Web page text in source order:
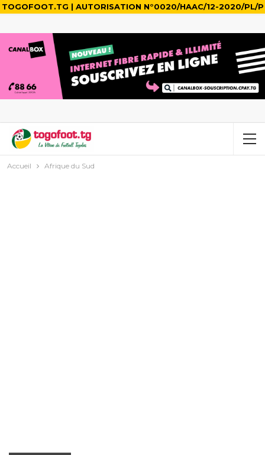
TOGOFOOT.TG | AUTORISATION N°0020/HAAC/12-2020/PL/P
Accueil Afrique du Sud